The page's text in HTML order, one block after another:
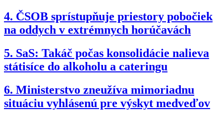
4. ČSOB sprístupňuje priestory pobočiek
na oddych v extrémnych horúčavách
5. SaS: Takáč počas konsolidácie nalieva
státisíce do alkoholu a cateringu
6. Ministerstvo zneužíva mimoriadnu
situáciu vyhlásenú pre výskyt medveďov